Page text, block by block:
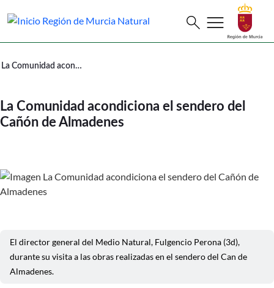
Murcia Natural La Comunidad
Buscar
search menu
La Comunidad acondiciona el sendero del Cañón de Almadenes
La Comunidad acondiciona el sendero del
Cañón de Almadenes
El director general del Medio Natural, Fulgencio Perona (3d),
durante su visita a las obras realizadas en el sendero del Can de
Almadenes.